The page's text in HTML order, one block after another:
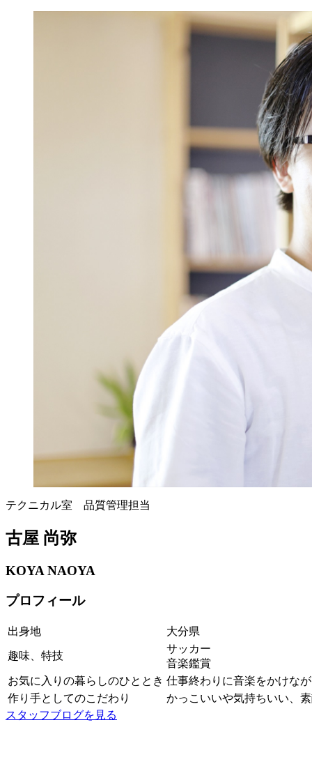
テクニカル室 品質管理担当
古屋 尚弥
KOYA NAOYA
プロフィール
出身地 大分県
趣味、特技
サッカー
音楽鑑賞
お気に入りの暮らしのひととき 仕事終わりに音楽をかけな
作り手としてのこだわり
かっこいいや気持ちいい、
スタッフブログを見る